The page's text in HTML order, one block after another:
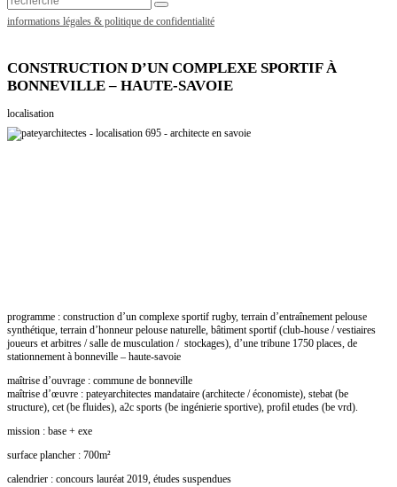
recherche
informations légales & politique de confidentialité
CONSTRUCTION D’UN COMPLEXE SPORTIF À
BONNEVILLE – HAUTE-SAVOIE
localisation
programme : construction d’un complexe sportif rugby, terrain d’entraînement pelouse
synthétique, terrain d’honneur pelouse naturelle, bâtiment sportif (club-house / vestiaires
joueurs et arbitres / salle de musculation / stockages), d’une tribune 1750 places, de
stationnement à bonneville – haute-savoie
maîtrise d’ouvrage : commune de bonneville
maîtrise d’œuvre : pateyarchitectes mandataire (architecte / économiste), stebat (be
structure), cet (be fluides), a2c sports (be ingénierie sportive), profil etudes (be vrd).
mission : base + exe
surface plancher : 700m²
calendrier : concours lauréat 2019, études suspendues